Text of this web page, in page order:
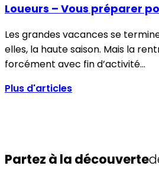
Loueurs – Vous préparer
Les grandes vacances se
elles, la haute saison. Mais la
forcément avec fin d’activité…
Plus d'articles
Partez à la découverte